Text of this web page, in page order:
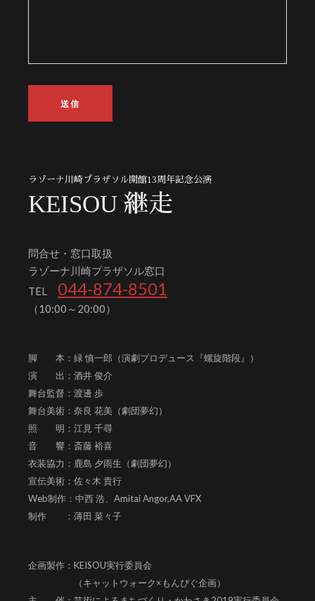
ラゾーナ川崎プラザソル開館13周年記念公演
KEISOU 継走
問合せ・窓口取扱
ラゾーナ川崎プラザソル窓口
TEL 044-874-8501
（10:00～20:00）
脚 本：緑 慎一郎（演劇プロデュース『螺旋階段』）
演 出：酒井 俊介
舞台監督：渡邊 歩
舞台美術：奈良 花美（劇団夢幻）
照 明：江見 千尋
音 響：斎藤 裕喜
衣装協力：鹿島 夕雨生（劇団夢幻）
宣伝美術：佐々木 貴行
Web制作：中西 浩、 Amitai Angor,AA VFX
制作 ：薄田 菜々子
企画製作：KEISOU実行委員会
（キャットウォーク×もんぴぐ企画）